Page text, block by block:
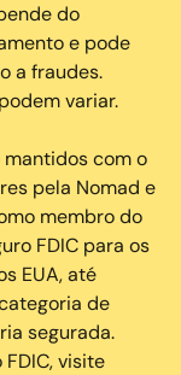
do
e pode
a fraudes.
variar.
com o
pela Nomad e
membro do
FDIC para os
EUA, até
de
segurada.
visite